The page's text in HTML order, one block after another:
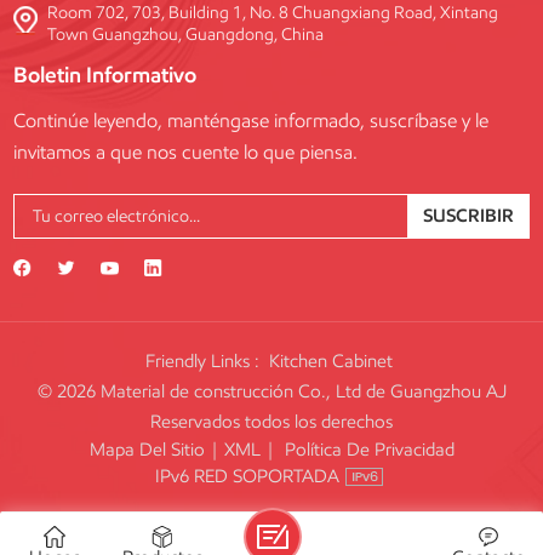
Room 702, 703, Building 1, No. 8 Chuangxiang Road, Xintang
Town Guangzhou, Guangdong, China
Boletin Informativo
Continúe leyendo, manténgase informado, suscríbase y le
invitamos a que nos cuente lo que piensa.
SUSCRIBIR
Friendly Links : Kitchen Cabinet
© 2026 Material de construcción Co., Ltd de Guangzhou AJ
Reservados todos los derechos
Mapa Del Sitio | XML |
Política De Privacidad
IPv6 RED SOPORTADA